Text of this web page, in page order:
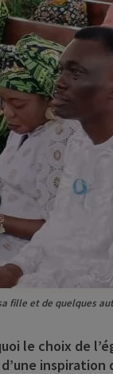
fille et de quelques
le choix de